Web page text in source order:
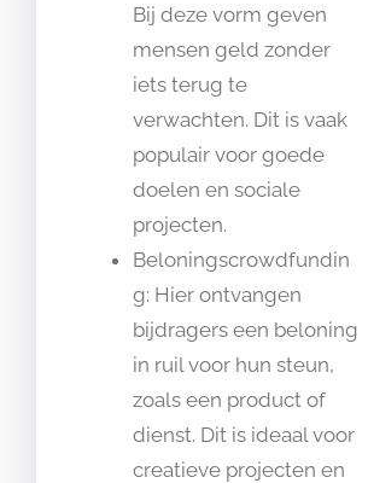
Bij deze vorm geven
mensen geld zonder
iets terug te
verwachten. Dit is vaak
populair voor goede
doelen en sociale
projecten.
Beloningscrowdfundin
g: Hier ontvangen
bijdragers een beloning
in ruil voor hun steun,
zoals een product of
dienst. Dit is ideaal voor
creatieve projecten en